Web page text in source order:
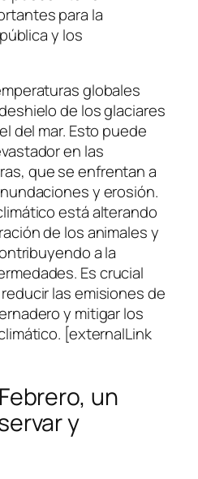
para la
y los
globales
de los glaciares
del mar. Esto puede
en las
que se enfrentan a
y erosión.
está alterando
de los animales y
a la
Es crucial
las emisiones de
y mitigar los
[externalLink
un
y